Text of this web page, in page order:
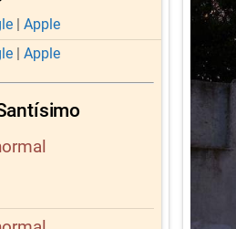
| Apple
| Apple